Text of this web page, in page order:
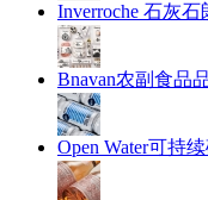
Inverroche 石灰
Bnavan农副食品
Open Water可持